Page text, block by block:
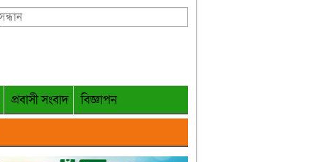
প্রবাসী সংবাদ
বিজ্ঞাপন